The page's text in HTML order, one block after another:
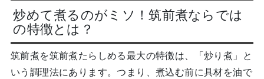
炒めて煮るのがミソ！筑前煮ならでは
の特徴とは？
筑前煮を筑前煮たらしめる最大の特徴は、「炒り煮」と
いう調理法にあります。つまり、煮込む前に具材を油で